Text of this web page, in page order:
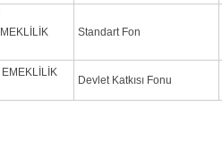
Standart Fon
EMEKLİLİK
Devlet Katkısı Fonu